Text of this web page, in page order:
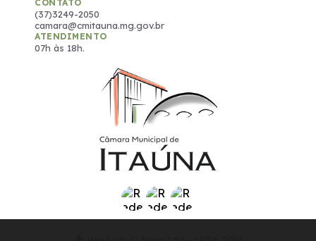
CONTATO
(37)3249-2050
camara@cmitauna.mg.gov.br
ATENDIMENTO
07h às 18h.